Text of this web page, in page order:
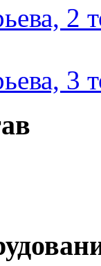
2
3